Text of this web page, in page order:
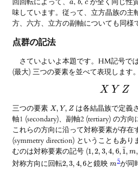
a b c
味しています。従って、立方晶族の主
方、六方、立方の副軸についても同様
点群の記法
さていよいよ本題です。HM記号で
(最大) 三つの要素を並べて表現します。
X Y Z
三つの要素 X, Y , Zは各結晶族で定義
軸1 (secondary)、副軸2 (tertiary) の方向
これらの方向に沿って対称要素が存在
(symmetry direction) ということもあり
むのは対称要素の記号 (1, 2, 3,4, 6, 1
¯, m,
対称方向に回転2, 3, 4,6と鏡映m5が同